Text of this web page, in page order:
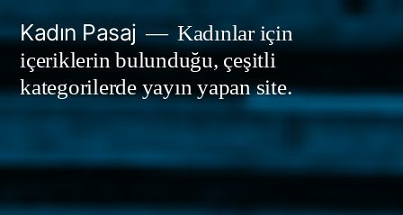
İçeriğe
geç
Kadın Pasaj
Kadınlar için
içeriklerin bulunduğu, çeşitli
kategorilerde yayın yapan site.